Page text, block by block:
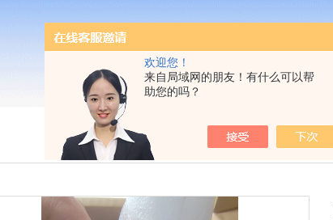
欢迎您！
来自局域网的朋友！有什么可以帮
助您的吗？
我的位置：首页 产品展示